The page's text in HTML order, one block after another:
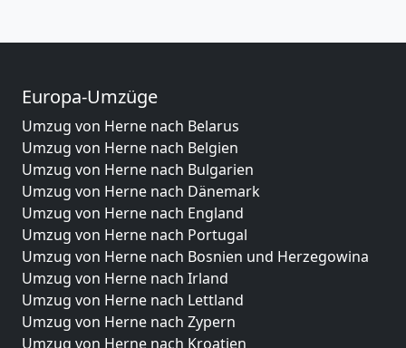
Europa-Umzüge
Umzug von Herne nach Belarus
Umzug von Herne nach Belgien
Umzug von Herne nach Bulgarien
Umzug von Herne nach Dänemark
Umzug von Herne nach England
Umzug von Herne nach Portugal
Umzug von Herne nach Bosnien und Herzegowina
Umzug von Herne nach Irland
Umzug von Herne nach Lettland
Umzug von Herne nach Zypern
Umzug von Herne nach Kroatien